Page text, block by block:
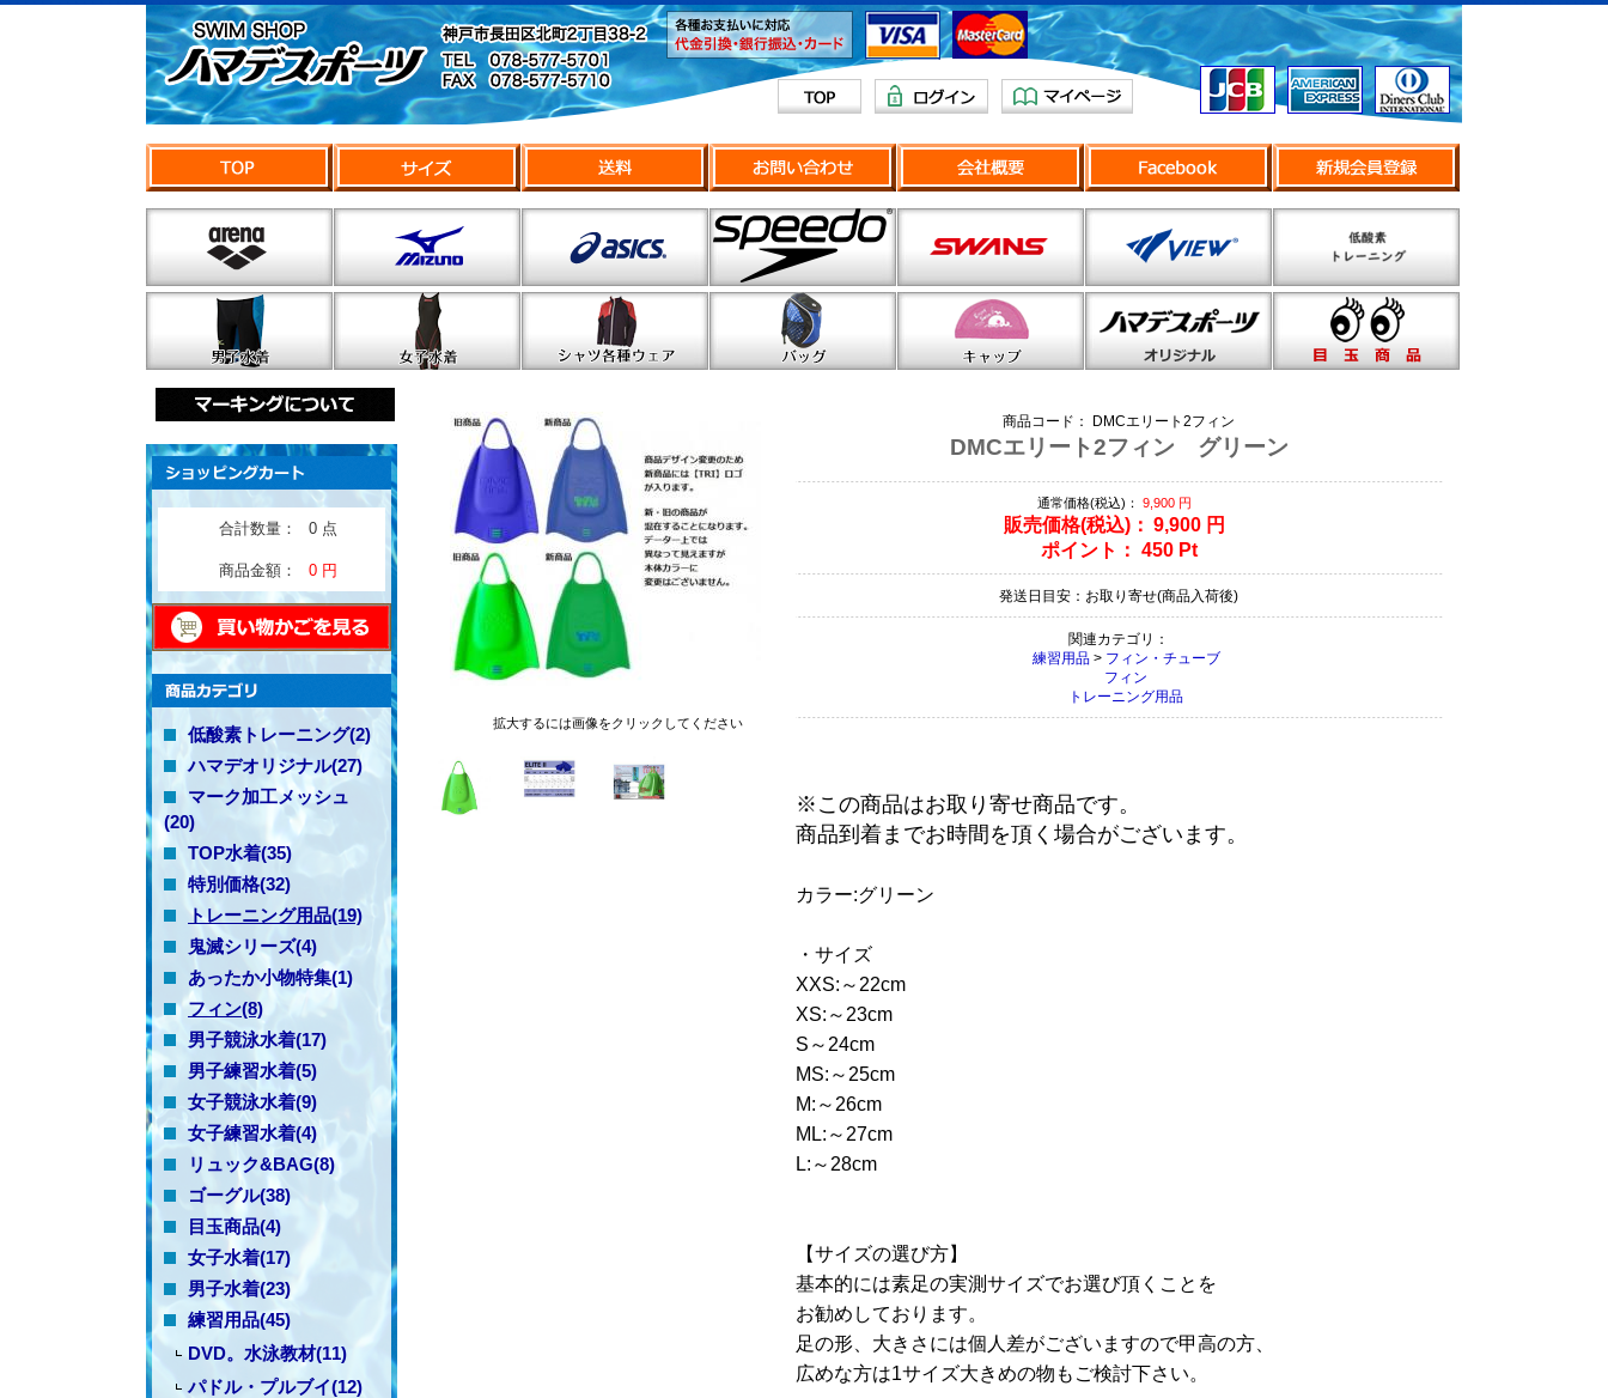
合計数量： 0 点
商品金額： 0 円
低酸素トレーニング(2)
ハマデオリジナル(27)
マーク加工メッシュ
(20)
TOP水着(35)
特別価格(32)
トレーニング用品(19)
鬼滅シリーズ(4)
あったか小物特集(1)
フィン(8)
男子競泳水着(17)
男子練習水着(5)
女子競泳水着(9)
女子練習水着(4)
リュック&BAG(8)
ゴーグル(38)
目玉商品(4)
女子水着(17)
男子水着(23)
練習用品(45)
DVD。水泳教材(11)
パドル・プルブイ(12)
拡大するには画像をクリックしてください
商品コード： DMCエリート2フィン
DMCエリート2フィン グリーン
通常価格(税込)： 9,900円
販売価格(税込)： 9,900円
ポイント： 450Pt
発送日目安：お取り寄せ(商品入荷後)
関連カテゴリ：
練習用品> フィン・チューブ
フィン
トレーニング用品
※この商品はお取り寄せ商品です。
商品到着までお時間を頂く場合がございます。
カラー:グリーン
・サイズ
XXS:～22cm
XS:～23cm
S～24cm
MS:～25cm
M:～26cm
ML:～27cm
L:～28cm
【サイズの選び方】
基本的には素足の実測サイズでお選び頂くことを
お勧めしております。
足の形、大きさには個人差がございますので甲高の方、
広めな方は1サイズ大きめの物もご検討下さい。